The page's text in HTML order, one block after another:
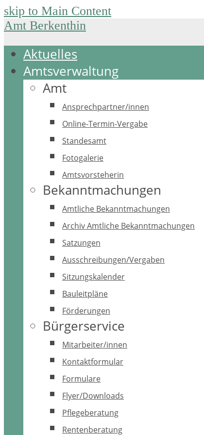
skip to Main Content
Amt Berkenthin
Aktuelles
Amtsverwaltung
Amt
Ansprechpartner/innen
Online-Termin-Vergabe
Standesamt
Fotogalerie
Amtsvorsteherin
Bekanntmachungen
Amtliche Bekanntmachungen
Archiv Amtliche Bekanntmachungen
Satzungen
Ausschreibungen/Vergaben
Sitzungskalender
Bauleitpläne
Förderungen
Bürgerservice
Mitarbeiter/innen
Kontaktformular
Formulare
Flyer/Downloads
Pflegeberatung
Rentenberatung